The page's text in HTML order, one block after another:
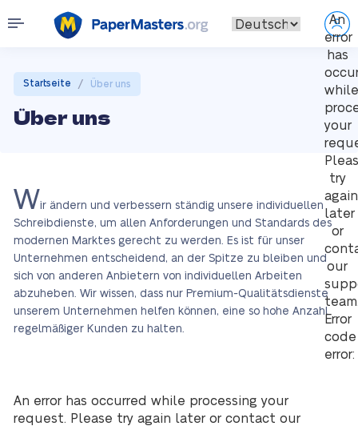
An
error
has
while
your
try
again
later
or
our
Error
code
error:
Startseite / Über uns
Über uns
Wir ändern und verbessern ständig unsere individuellen
Schreibdienste, um allen Anforderungen und Standards des
modernen Marktes gerecht zu werden. Es ist für unser
Unternehmen entscheidend, an der Spitze zu bleiben und
sich von anderen Anbietern von individuellen Arbeiten
abzuheben. Wir wissen, dass nur Premium-Qualitätsdienste
unserem Unternehmen helfen können, eine so hohe Anzahl
regelmäßiger Kunden zu halten.
An error has occurred while processing your
request. Please try again later or contact our